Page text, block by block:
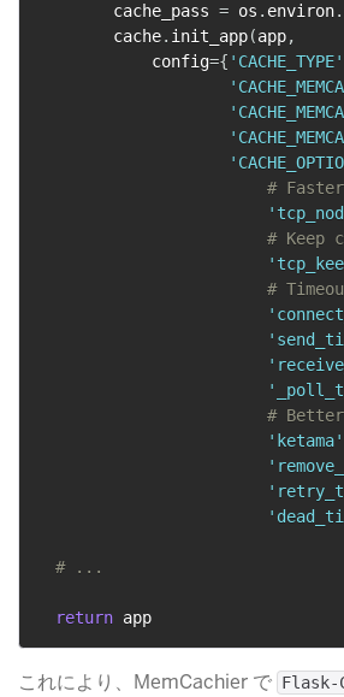
        cache_pass
= os . environ.
        cache
. init_app(app,
            config
={ 'CACHE_TYPE'
#
# Keep
#
#
'ketama'
# ...
return
これにより、MemCachier で Flask-